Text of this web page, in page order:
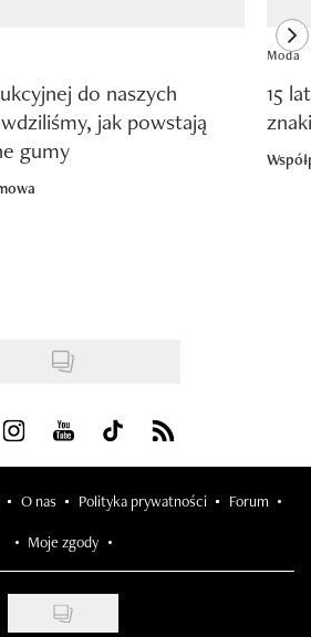
do naszych
jak powstają
gumy
Moda
15
Facebook
Visit us on Instagram
Visit us on Youtube
Visit us on Tiktok
Visit us on Rss
O nas Polityka prywatności Forum
Moje zgody